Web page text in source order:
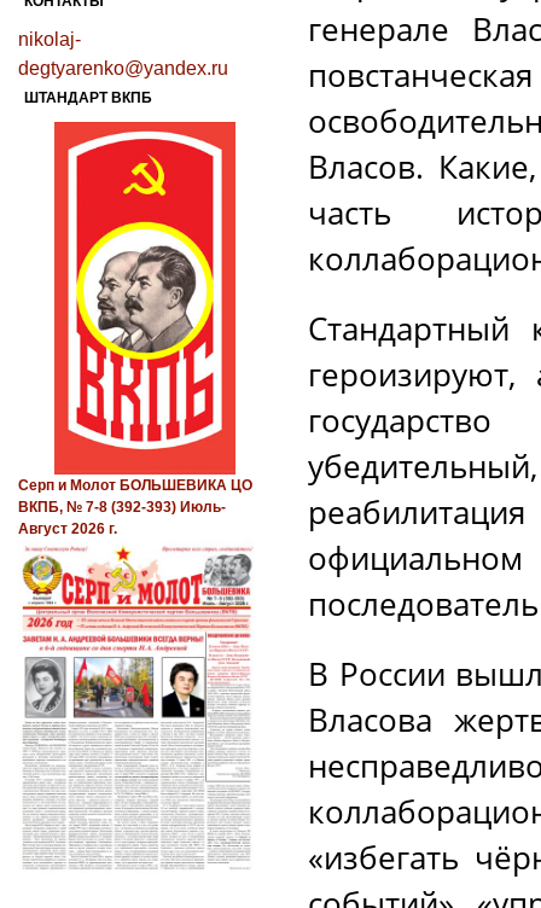
генерале
Власов.
часть
Стандартный
официальном
В России
Власова
«избегать
nikolaj-
degtyarenko@yandex.ru
ШТАНДАРТ ВКПБ
Серп и Молот БОЛЬШЕВИКА ЦО
ВКПБ, № 7-8 (392-393) Июль-
Август 2026 г.